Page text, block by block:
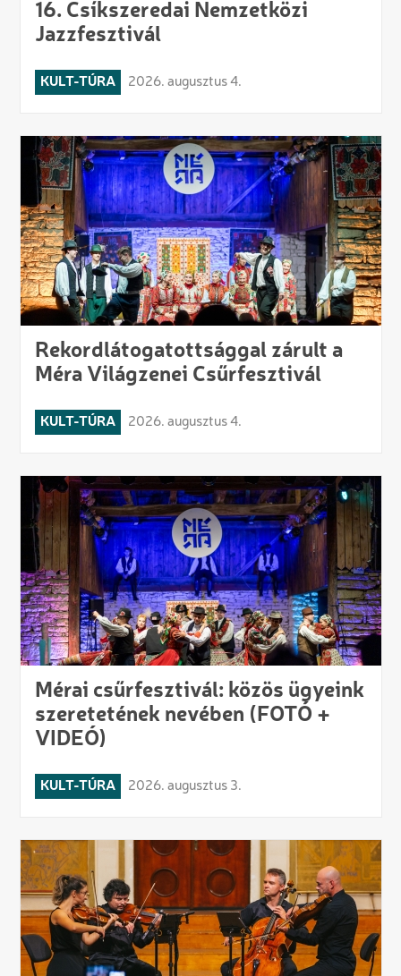
16. Csíkszeredai Nemzetközi
Jazzfesztivál
KULT-TÚRA 2026. augusztus 4.
Rekordlátogatottsággal zárult a
Méra Világzenei Csűrfesztivál
KULT-TÚRA 2026. augusztus 4.
Mérai csűrfesztivál: közös ügyeink
szeretetének nevében (FOTÓ +
VIDEÓ)
KULT-TÚRA 2026. augusztus 3.